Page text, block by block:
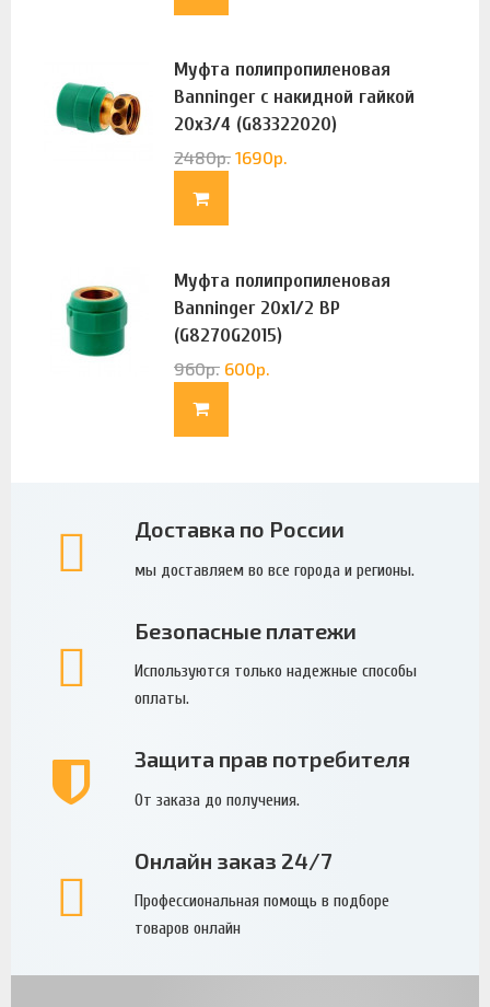
Муфта полипропиленовая
Banninger с накидной гайкой
20х3/4 (G83322020)
2480р. 1690р.
Муфта полипропиленовая
Banninger 20х1/2 ВР
(G8270G2015)
960р. 600р.
Доставка по России
мы доставляем во все города и регионы.
Безопасные платежи
Используются только надежные способы
оплаты.
Защита прав потребителя
От заказа до получения.
Онлайн заказ 24/7
Профессиональная помощь в подборе
товаров онлайн